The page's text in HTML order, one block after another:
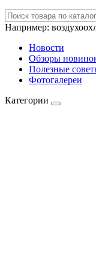
Например:
Новости
Обзоры
Полезные
Фотогалереи
Категории